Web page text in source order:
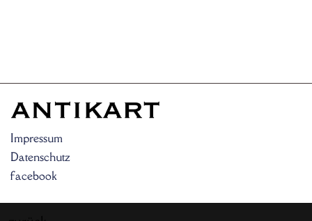
Impressum
Datenschutz
facebook